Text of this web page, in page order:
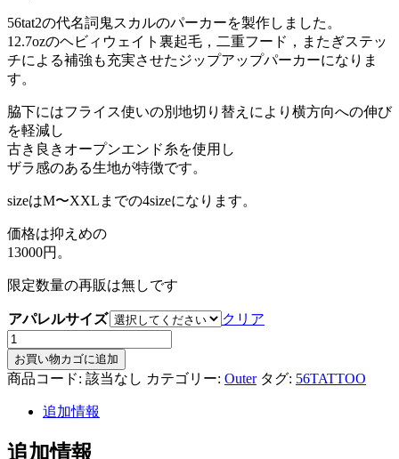
56tat2の代名詞鬼スカルのパーカーを製作しました。
12.7ozのヘビィウェイト裏起毛，二重フード，またぎステッ
チによる補強も充実させたジップアップパーカーになりま
す。
脇下にはフライス使いの別地切り替えにより横方向への伸び
を軽減し
古き良きオープンエンド糸を使用し
ザラ感のある生地が特徴です。
sizeはM〜XXLまでの4sizeになります。
価格は抑えめの
13000円。
限定数量の再販は無しです
アパレルサイズ
クリア
56tat2
鬼
ス
ー
お買い物カゴに追加
商品コード: 該当なし カテゴリー: Outer タグ: 56TATTOO
追加情報
追加情報